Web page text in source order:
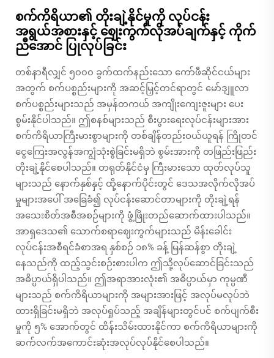
စက်ကိရိယာ၏ တိုးချဲ့နိုင်မှုကို လုပ်ငန်း
အရွယ်အစားနှင့် ဈေးကွက်လိုအပ်ချက်နှင့် ကိုက်
ညီအောင် ပြုလုပ်ခြင်း
တစ်နာရီလျှင် ၅၀၀၀ ခွက်ထက်နည်းသော ကော်ဖီဆိုင်ငယ်များ
အတွက် စက်ပစ္စည်းများကို အဆင့်မြှင့်တင်ရာတွင် မော်ဒျူလာ
စက်ပစ္စည်းများသည် အမှန်တကယ် အကျိုးကျေးဇူးများ ပေး
စွမ်းနိုင်ပါသည်။ ဤစနစ်များသည် စီးပွားရေးလုပ်ငန်းများအား
စက်ကိရိယာကြီးမားစွာများကို တစ်ချိန်တည်းဝယ်ယူရန် ကြိုတင်
ငွေကြေးအလွန်အကျွံသုံးစွဲခြင်းမရှိဘဲ စွမ်းအားကို တဖြည်းဖြည်း
တိုးချဲ့နိုင်စေပါသည်။ တရုတ်နိုင်ငံမှ ကြီးမားသော ထုတ်လုပ်သူ
များသည် နောက်နှစ်နှင့် ထို့နောက်ပိုင်းတွင် ဒေသအလိုက်လိုအပ်
မှုများအပေါ် အခြေခံ၍ လုပ်ငန်းဆောင်တာများကို တိုးချဲ့ရန်
အသေးစိတ်အစီအစဉ်များကို ဖွံ့ဖြိုးတည်ဆောက်ထားပါသည်။
အာရှဒေသ၏ သောက်စရာဈေးကွက်များသည် မိန်းခေါင်း
လုပ်ငန်းအစီရင်ခံစာအရ နှစ်စဉ် ၁၈% ခန့် မြန်ဆန်စွာ တိုးချဲ့
နေသည်ကို ထည့်သွင်းစဉ်းစားပါက ဤသို့လုပ်ဆောင်ခြင်းသည်
အဓိပ္ပာယ်ရှိပါသည်။ ဤအရာအားလုံး၏ အဓိပ္ပာယ်မှာ ကုမ္ပဏီ
များသည် စက်ကိရိယာများကို အများအားဖြင့် အလုပ်မလုပ်ဘဲ
ထားရှိခြင်းမရှိဘဲ အလုပ်ရှုပ်သည့် အချိန်များတွင်ပင် စက်ပျက်စီး
မှုကို ၅% အောက်တွင် ထိန်းသိမ်းထားနိုင်ကာ စက်ကိရိယာများကို
ဆက်လက်အကောင်းဆုံးအလုပ်လုပ်နိုင်စေပါသည်။